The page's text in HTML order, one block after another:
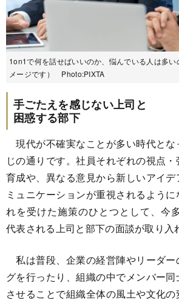
1on1で何を話せばいいのか、悩んでいる人は多い
メージです） Photo:PIXTA
手ごたえを感じない上司と
困惑する部下
現代が不確実なことが多い時代と
じの通りです。社員それぞれの視点
育成や、異なる意見から新しいアイ
ミュニケーションが重視されるよう
れを受けた施策のひとつとして、今
代表される上司と部下の面談が取り入
私は普段、企業の経営陣やリーダー
グを行ったり、組織の中でメンバー
させることで組織全体の風土や文化